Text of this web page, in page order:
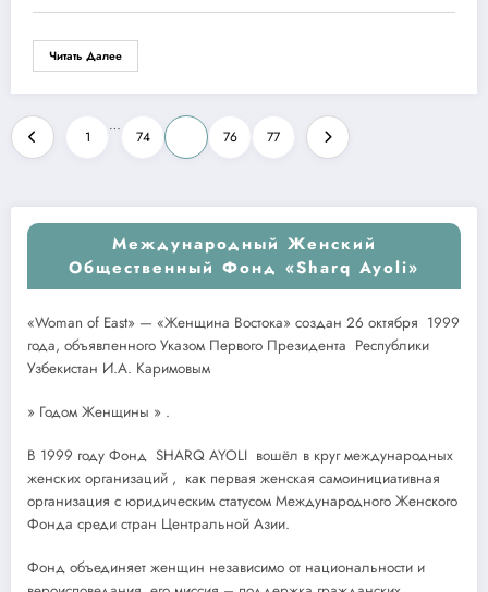
Читать Далее
Пагинация
записей
1
…
74 76 77
Международный Женский
Общественный Фонд «Sharq Ayoli»
«Woman of East» — «Женщина Востока» создан 26 октября 1999
года, объявленного Указом Первого Президента Республики
Узбекистан И.А. Каримовым
» Годом Женщины » .
В 1999 году Фонд SHARQ AYOLI вошёл в круг международных
женских организаций , как первая женская самоинициативная
организация с юридическим статусом Международного Женского
Фонда среди стран Центральной Азии.
Фонд объединяет женщин независимо от национальности и